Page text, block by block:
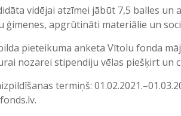
vidējai atzīmei jābūt 7,5 balles
ģimenes, apgrūtināti materiālie un
pieteikuma anketa Vītolu fonda
nozarei stipendiju vēlas piešķirt un
termiņš: